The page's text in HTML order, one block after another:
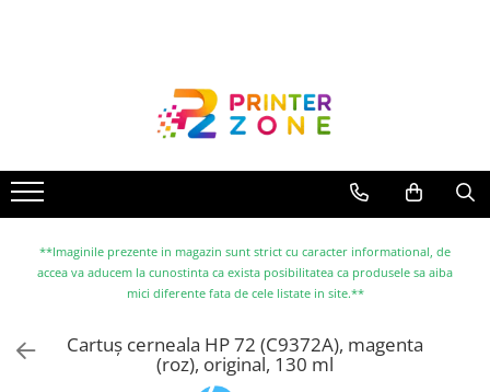
Imprimante cu jet
Multifunctionale laser
Multifunctionale cu jet
Imprimante etichete
Scanere
**Imaginile prezente in magazin sunt strict cu caracter informational, de
accea va aducem la cunostinta ca exista posibilitatea ca produsele sa aiba
mici diferente fata de cele listate in site.**
Cartuș cerneala HP 72 (C9372A), magenta
(roz), original, 130 ml